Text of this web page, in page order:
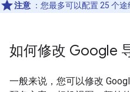
注意 ：您最多可以配置 25 个途
如何修改 Google
一般来说，您可以修改